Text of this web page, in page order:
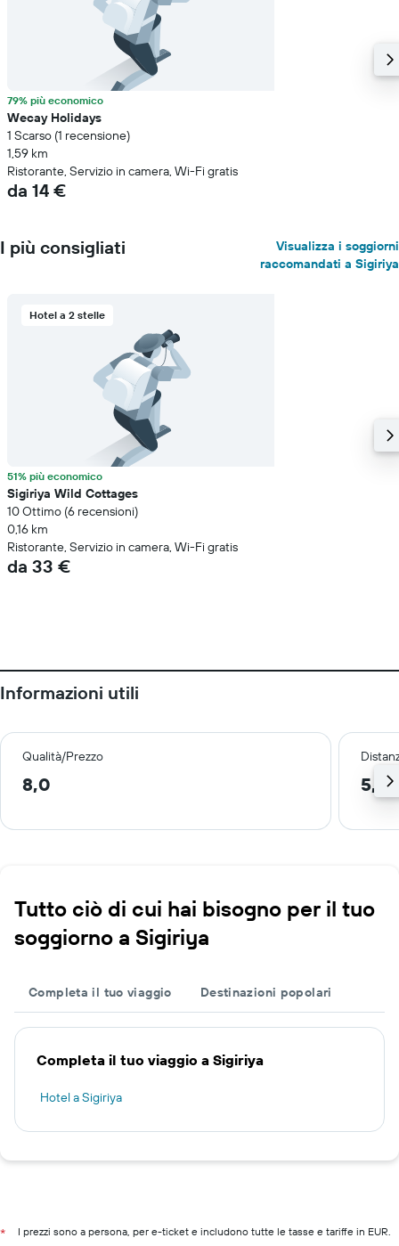
79% più economico
Wecay Holidays
1 Scarso (1 recensione)
1,59 km
Ristorante, Servizio in camera, Wi-Fi gratis
da 14 €
I più consigliati
Visualizza i soggiorni
raccomandati a Sigiriya
Hotel a 2 stelle
51% più economico
Sigiriya Wild Cottages
10 Ottimo (6 recensioni)
0,16 km
Ristorante, Servizio in camera, Wi-Fi gratis
da 33 €
Informazioni utili
Qualità/Prezzo
8,0 5,7
Tutto ciò di cui hai bisogno per il tuo
soggiorno a Sigiriya
Completa il tuo viaggio Destinazioni popolari
Completa il tuo viaggio a Sigiriya
Hotel a Sigiriya
* I prezzi sono a persona, per e-ticket e includono tutte le tasse e tariffe in EUR.